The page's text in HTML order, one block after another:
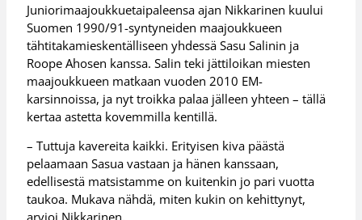
Juniorimaajoukkuetaipaleensa ajan Nikkarinen kuului
Suomen 1990/91-syntyneiden maajoukkueen
tähtitakamieskentälliseen yhdessä Sasu Salinin ja
Roope Ahosen kanssa. Salin teki jättiloikan miesten
maajoukkueen matkaan vuoden 2010 EM-
karsinnoissa, ja nyt troikka palaa jälleen yhteen – tällä
kertaa astetta kovemmilla kentillä.
– Tuttuja kavereita kaikki. Erityisen kiva päästä
pelaamaan Sasua vastaan ja hänen kanssaan,
edellisestä matsistamme on kuitenkin jo pari vuotta
taukoa. Mukava nähdä, miten kukin on kehittynyt,